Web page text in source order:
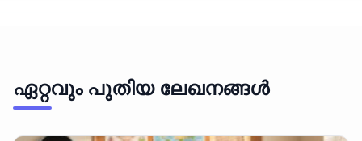
ഏറ്റവും പുതിയ ലേഖനങ്ങൾ